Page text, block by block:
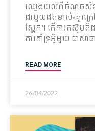
ឈ្វេងយល់​ពី​ចំណុច​សំ​ខ
ជាមួយ​ផតខាស់«គួរ​ក្រៅ​
ស្អែក។ តើ​ការ​តស៊ូ​មតិ​ជ
ការ​គាំទ្រ​អ្វីមួយ ជា​សា
READ MORE
26/04/2022